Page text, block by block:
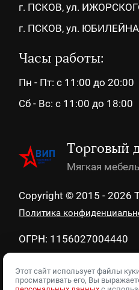
г. ПСКОВ, ул.
г. ПСКОВ, ул.
Часы работы:
Пн - Пт: с 11:00 до 20:00
Сб - Вс: с 11:00 до 18:00
Торговый
Мягкая мебель
Copyright © 2015 - 2026
Политика
ОГРН: 1156027004440
Этот сайт использует файлы
просматривать его, Вы